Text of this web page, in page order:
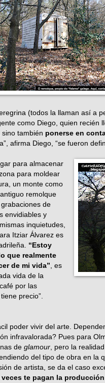
(todos la llaman así a
como Diego, quien recién
también ponerse en
afirma Diego, “se fueron
para almacenar
para moldear
un monte como
remolque
de
envidiables y
inquietudes,
Itziar Álvarez es
“Estoy
que realmente
de mi vida” , es
vida de la
por las
precio”.
poder vivir del arte.
infravalorada? Pues para
de glamour , pero la
del tipo de obra en la
de artista, se da el caso
veces te pagan la